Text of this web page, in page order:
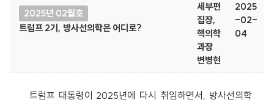
2025년 02월호
트럼프 2기, 방사선의학은 어디로?
세부편
집장,
핵의학
과장
변병현
2025
-02-
04
트럼프 대통령이 2025년에 다시 취임하면서, 방사선의학